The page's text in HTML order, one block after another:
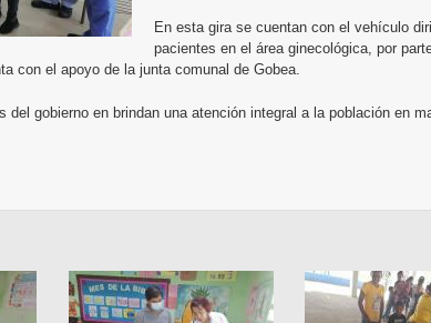
En esta gira se cuentan con el vehículo
pacientes en el área ginecológica, por
con el apoyo de la junta comunal de Gobea.
del gobierno en brindan una atención integral a la población en